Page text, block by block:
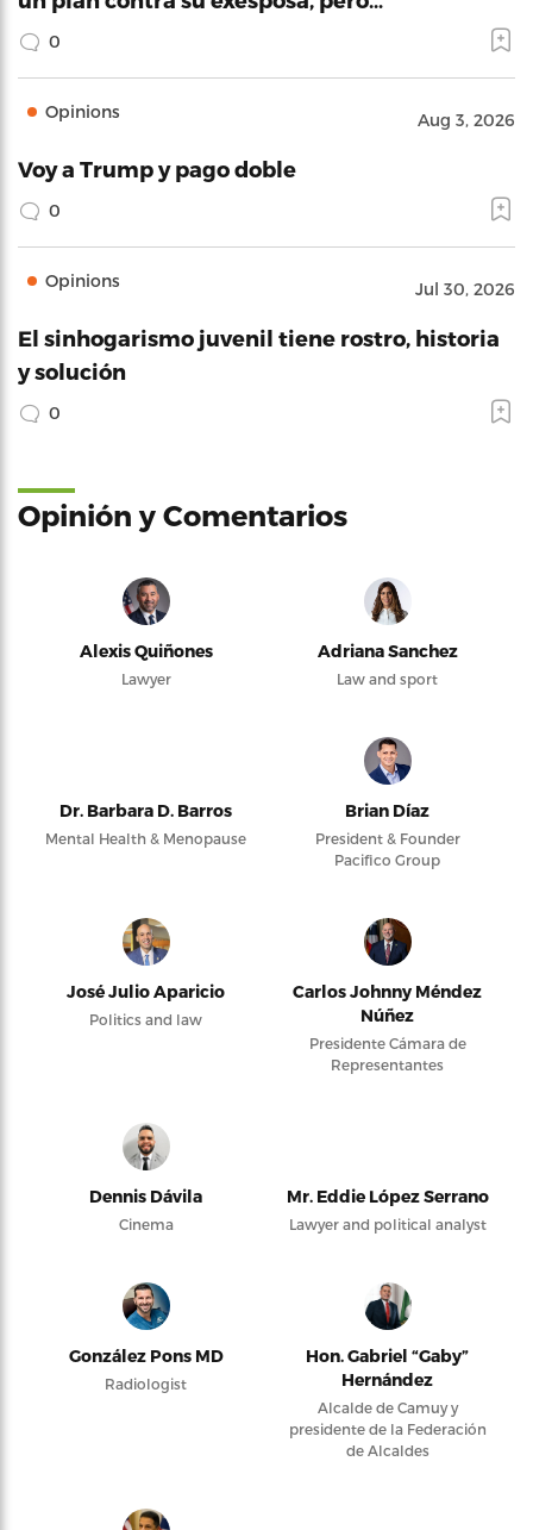
0
Opinions Aug 3, 2026
Voy a Trump y pago doble
0
Opinions Jul 30, 2026
El sinhogarismo juvenil tiene rostro, historia
y solución
0
Opinión y Comentarios
Alexis Quiñones
Lawyer
Adriana Sanchez
Law and sport
Dr. Barbara D. Barros
Mental Health & Menopause
Brian Díaz
President & Founder
Pacifico Group
José Julio Aparicio
Politics and law
Carlos Johnny Méndez
Núñez
Presidente Cámara de
Representantes
Dennis Dávila
Cinema
Mr. Eddie López Serrano
Lawyer and political analyst
González Pons MD
Radiologist
Hon. Gabriel “Gaby”
Hernández
Alcalde de Camuy y
presidente de la Federación
de Alcaldes